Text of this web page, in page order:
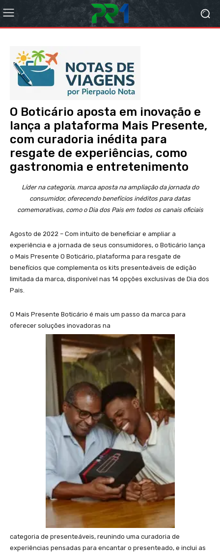
O Boticário aposta em inovação e
lança a plataforma Mais Presente,
com curadoria inédita para
resgate de experiências, como
gastronomia e entretenimento
Líder na categoria, marca aposta na ampliação da jornada do
consumidor, oferecendo benefícios inéditos para datas
comemorativas, como o Dia dos Pais em todos os canais oficiais
Agosto de 2022 – Com intuito de beneficiar e ampliar a
experiência e a jornada de seus consumidores, o Boticário lança
o Mais Presente O Boticário, plataforma para resgate de
benefícios que complementa os kits presenteáveis de edição
limitada da marca, disponível nas 14 opções exclusivas de Dia dos
Pais.
O Mais Presente Boticário é mais um passo da marca para
oferecer soluções inovadoras na
categoria de presenteáveis, reunindo uma curadoria de
experiências pensadas para encantar o presenteado, e inclui as